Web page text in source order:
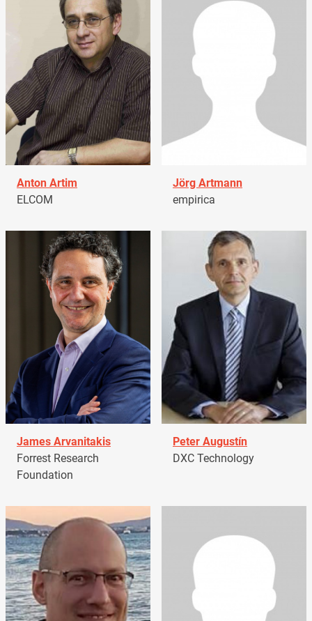
Anton Artim
ELCOM
Jörg Artmann
empirica
James Arvanitakis
Forrest Research
Foundation
Peter Augustín
DXC Technology